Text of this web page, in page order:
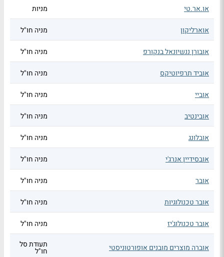
או.אר.טי מניות
אוארליקון מניה חו"ל
אובורן ננשיונאל בנקורפ מניה חו"ל
אוביד תרפיוטיקס מניה חו"ל
אוביי מניה חו"ל
אובינטיב מניה חו"ל
אובלונג מניה חו"ל
אובסידיין אנרג'י מניה חו"ל
אובר מניה חו"ל
אובר טכנולוגיות מניה חו"ל
אובר טכנולוג'יז מניה חו"ל
אוברה מוצרים מובנים אופורטוניסטי תעודת סל
חו"ל